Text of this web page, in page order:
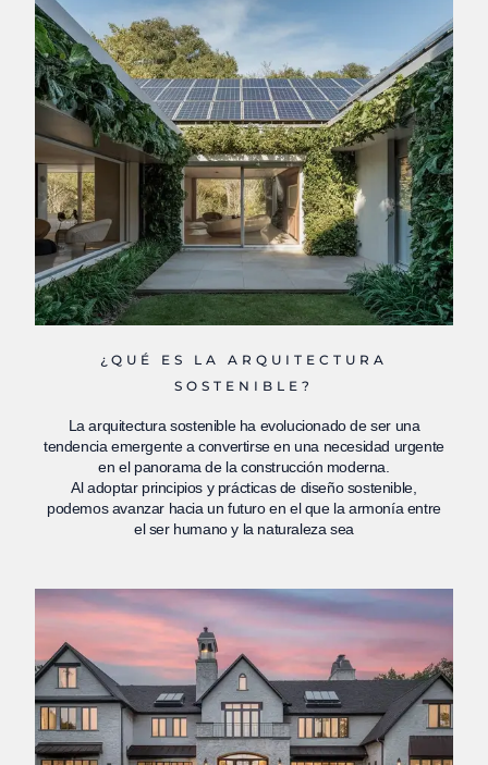
¿QUÉ ES LA ARQUITECTURA
SOSTENIBLE?
La arquitectura sostenible ha evolucionado de ser una
tendencia emergente a convertirse en una necesidad urgente
en el panorama de la construcción moderna.
Al adoptar principios y prácticas de diseño sostenible,
podemos avanzar hacia un futuro en el que la armonía entre
el ser humano y la naturaleza sea